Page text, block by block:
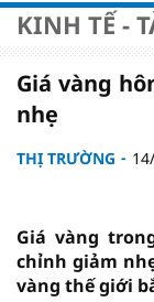
KINH TẾ -
Giá vàng
nhẹ
THỊ TRƯỜNG
Giá vàng
chỉnh giảm
vàng thế giới